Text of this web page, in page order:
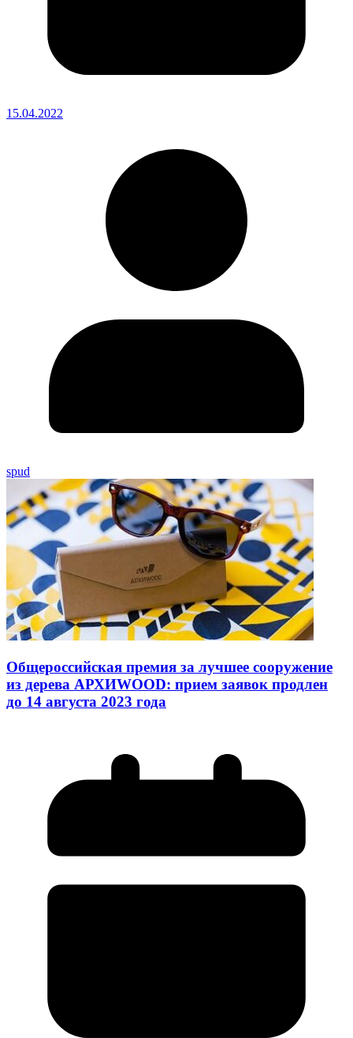
15.04.2022
spud
Общероссийская премия за лучшее сооружение
из дерева АРХИWOOD: прием заявок продлен
до 14 августа 2023 года